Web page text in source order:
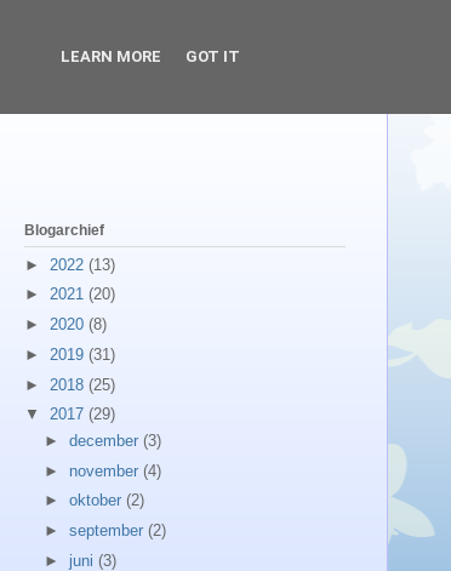
Blogarchief
► 2022 (13)
► 2021 (20)
► 2020 (8)
► 2019 (31)
► 2018 (25)
▼ 2017 (29)
► december (3)
► november (4)
► oktober (2)
► september (2)
► juni (3)
LEARN MORE GOT IT